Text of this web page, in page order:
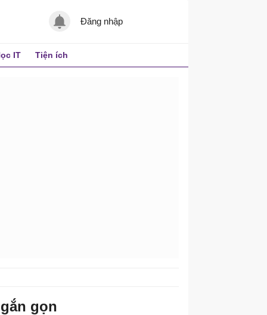
Đăng nhập
IT Tiện ích
gọn